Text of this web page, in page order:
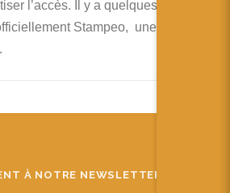
l’accès. Il y a quelques jours, par
Stampeo, une
À NOTRE NEWSLETTER